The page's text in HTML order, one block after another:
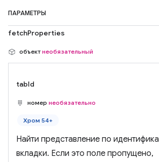
ПАРАМЕТРЫ
fetchProperties
объект необязательный
tabId
номер необязательно
Хром 54+
Найти представление по
вкладки. Если это поле пропущено,